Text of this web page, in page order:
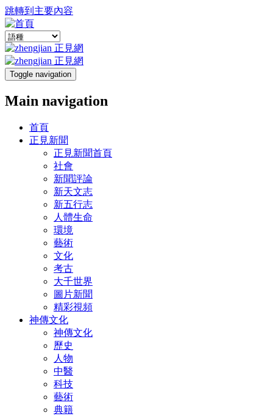
跳轉到主要內容
Toggle navigation
Main navigation
首頁
正見新聞
正見新聞首頁
社會
新聞評論
新天文志
新五行志
人體生命
環境
藝術
文化
考古
大千世界
圖片新聞
精彩視頻
神傳文化
神傳文化
歷史
人物
中醫
科技
藝術
典籍